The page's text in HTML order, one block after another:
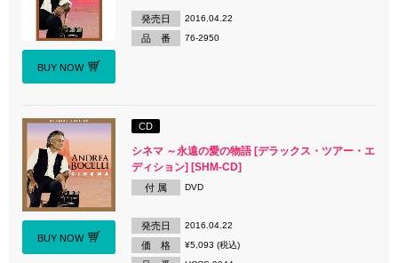
BUY NOW
発売日 2016.04.22
品 番 76-2950
BUY NOW
CD
シネマ ～永遠の愛の物語 [デラックス・ツアー・エ
ディション] [SHM-CD]
付 属 DVD
発売日 2016.04.22
価 格 ¥5,093 (税込)